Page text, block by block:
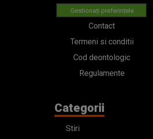
Gestionați preferințele
Contact
Termeni si conditii
Cod deontologic
Regulamente
Categorii
Stiri